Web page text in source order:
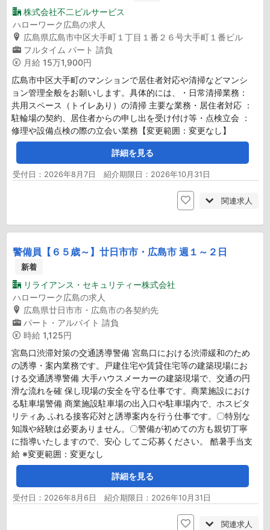
株式会社不二ビルサービス
ハローワーク広島の求人
広島県広島市中区大手町１丁目１番２６号大手町１番ビル
フルタイム パート 請負
月給 15万1,900円
広島市中区大手町のマンションで居住者対応や清掃などマンシ
ョン管理全般をお願いします。具体的には、・日常清掃業務：
共用スペース（トイレあり）の清掃 主要な業務・居住者対応 ：
駐輪場の契約、居住者からの申し出を受け付け等・点検立会 ：
修理や設備点検の際の立会い業務【変更範囲：変更なし】
詳細を見る
受付日：2026年8月7日 紹介期限日：2026年10月31日
関連求人
警備員【６５歳～】廿日市市・広島市 週１～２日
新着
リライアンス・セキュリティー株式会社
ハローワーク広島の求人
広島県廿日市市・広島市の各契約先
パート・アルバイト 請負
時給 1,125円
宮島口渋滞対策の交通誘導警備 宮島口における渋滞緩和のため
の誘導・案内業務です。戸建住宅や賃貸住宅等の建築現場にお
ける交通誘導警備 大手ハウスメーカーの建築現場で、交通の円
滑な流れを確 保し現場の安全を守る仕事です。商業施設におけ
る駐車場警備 商業施設駐車場の出入口や駐車場内で、ホスピタ
リティあ ふれる接客応対と誘導案内を行う仕事です。〇特別な
知識や経験は必要ありません。〇警備が初めての方も親切丁寧
に指導いたしますので、安心 してご応募ください。 酷暑手当支
給 ※変更範囲：変更なし
詳細を見る
受付日：2026年8月6日 紹介期限日：2026年10月31日
関連求人